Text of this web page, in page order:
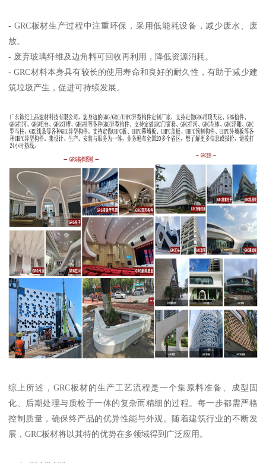
- GRC板材生产过程中注重环保，采用低能耗设备，减少废水、废
放。
- 废弃玻璃纤维及边角料可回收再利用，降低资源消耗。
- GRC材料本身具有较长的使用寿命和良好的耐久性，有助于减少建
筑垃圾产生，促进可持续发展。
综上所述，GRC板材的生产工艺流程是一个集原料准备、成型固
化、后期处理与质检于一体的复杂而精细的过程。每一步都需严格
控制质量，确保终产品的优异性能与外观。随着建筑行业的不断发
展，GRC板材将以其特的优势在多领域得到广泛应用。